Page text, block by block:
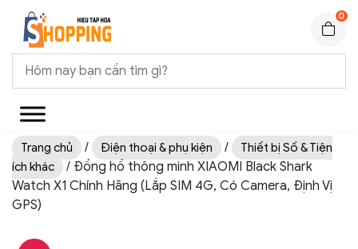
0
Trang chủ / Điện thoại & phụ kiện /
Thiết bị Số & Tiện
ích khác
/ Đồng hồ thông minh XIAOMI Black Shark
Watch X1 Chính Hãng (Lắp SIM 4G, Có Camera, Định Vị
GPS)